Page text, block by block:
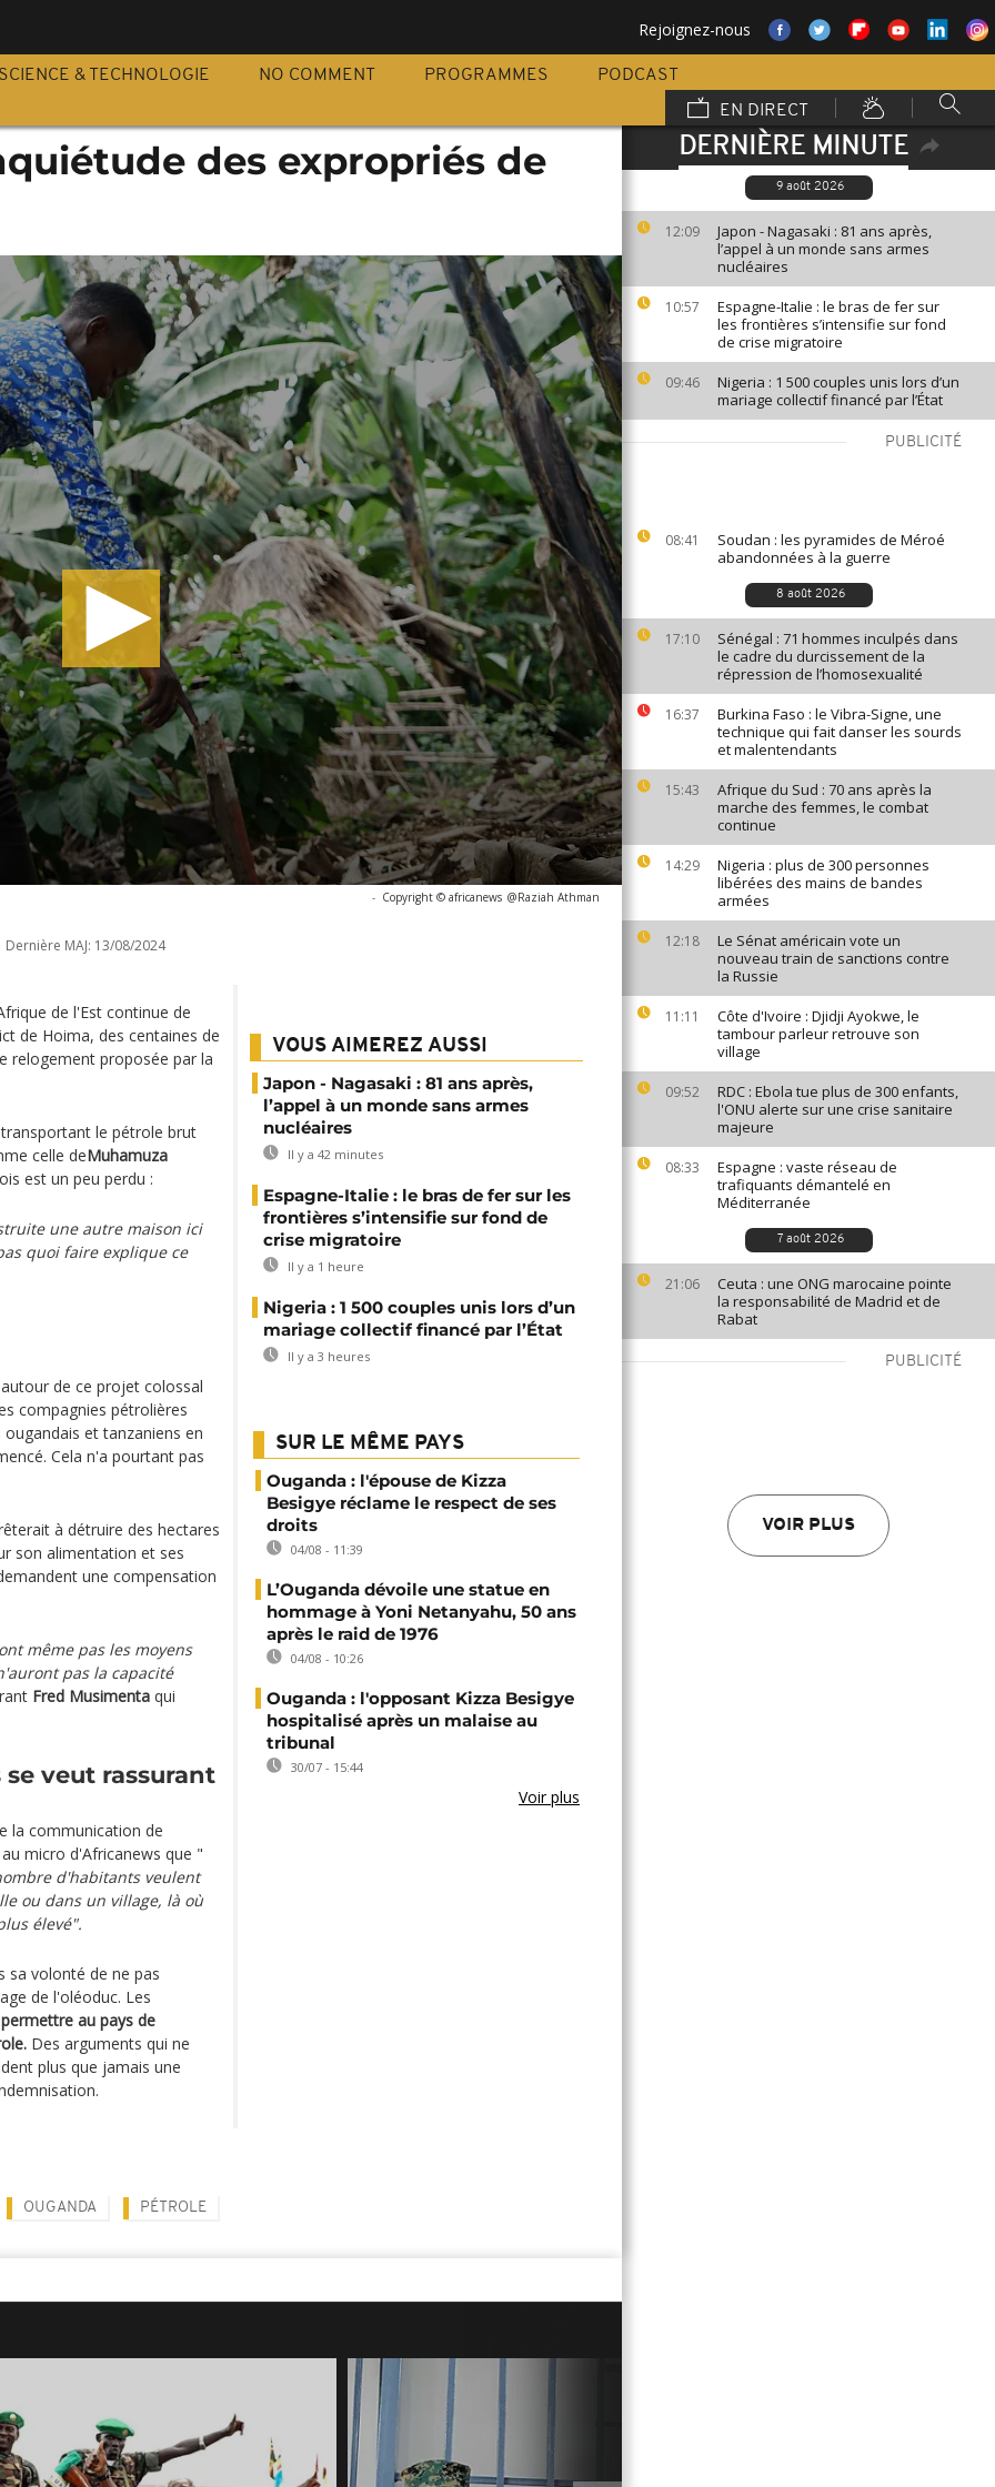
Rejoignez-nous
SCIENCE & TECHNOLOGIE NO COMMENT PROGRAMMES
PODCAST
EN DIRECT
DERNIÈRE MINUTE
9 août 2026
12:09
Japon - Nagasaki : 81 ans après,
l’appel à un monde sans armes
nucléaires
10:57
Espagne-Italie : le bras de fer sur
les frontières s’intensifie sur fond
de crise migratoire
09:46
Nigeria : 1 500 couples unis lors d’un
mariage collectif financé par l’État
PUBLICITÉ
08:41
Soudan : les pyramides de Méroé
abandonnées à la guerre
8 août 2026
17:10
Sénégal : 71 hommes inculpés dans
le cadre du durcissement de la
répression de l’homosexualité
16:37
Burkina Faso : le Vibra-Signe, une
technique qui fait danser les sourds
et malentendants
15:43
Afrique du Sud : 70 ans après la
marche des femmes, le combat
continue
14:29
Nigeria : plus de 300 personnes
libérées des mains de bandes
armées
12:18
Le Sénat américain vote un
nouveau train de sanctions contre
la Russie
11:11
Côte d'Ivoire : Djidji Ayokwe, le
tambour parleur retrouve son
village
09:52
RDC : Ebola tue plus de 300 enfants,
l'ONU alerte sur une crise sanitaire
majeure
08:33
Espagne : vaste réseau de
trafiquants démantelé en
Méditerranée
7 août 2026
21:06
Ceuta : une ONG marocaine pointe
la responsabilité de Madrid et de
Rabat
PUBLICITÉ
VOIR PLUS
des expropriés de
- Copyright © africanews @Raziah Athman
Dernière MAJ: 13/08/2024
de l'Est continue de
de Hoima, des centaines de
relogement proposée par la
le pétrole brut
celle deMuhamuza
est un peu perdu :
une autre maison ici
quoi faire explique ce
de ce projet colossal
compagnies pétrolières
et tanzaniens en
Cela n'a pourtant pas
à détruire des hectares
son alimentation et ses
une compensation
même pas les moyens
pas la capacité
Fred Musimenta qui
veut rassurant
la communication de
micro d'Africanews que "
d'habitants veulent
ou dans un village, là où
élevé".
sa volonté de ne pas
de l'oléoduc. Les
au pays de
Des arguments qui ne
plus que jamais une
VOUS AIMEREZ AUSSI
Japon - Nagasaki : 81 ans après,
l’appel à un monde sans armes
nucléaires
Il y a 42 minutes
Espagne-Italie : le bras de fer sur les
frontières s’intensifie sur fond de
crise migratoire
Il y a 1 heure
Nigeria : 1 500 couples unis lors d’un
mariage collectif financé par l’État
Il y a 3 heures
SUR LE MÊME PAYS
Ouganda : l'épouse de Kizza
Besigye réclame le respect de ses
droits
04/08 - 11:39
L’Ouganda dévoile une statue en
hommage à Yoni Netanyahu, 50 ans
après le raid de 1976
04/08 - 10:26
Ouganda : l'opposant Kizza Besigye
hospitalisé après un malaise au
tribunal
30/07 - 15:44
Voir plus
OUGANDA PÉTROLE